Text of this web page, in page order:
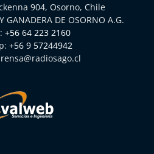
904, Osorno, Chile
GANADERA DE OSORNO A.G.
+56 64 223 2160
+56 9 57244942